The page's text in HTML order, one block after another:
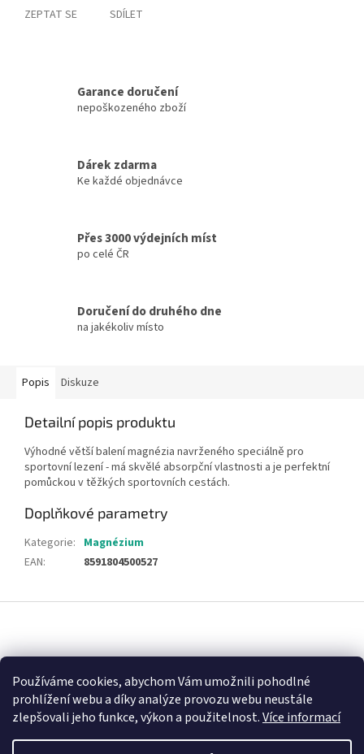
Používáme cookies, abychom Vám umožnili pohodlné
prohlížení webu a díky analýze provozu webu neustále
zlepšovali jeho funkce, výkon a použitelnost.Více informací
ZEPTAT SE SDÍLET
Garance doručení
nepoškozeného zboží
Dárek zdarma
Ke každé objednávce
Přes 3000 výdejních míst
po celé ČR
Doručení do druhého dne
na jakékoliv místo
Popis Diskuze
Detailní popis produktu
Výhodné větší balení magnézia navrženého speciálně pro
sportovní lezení - má skvělé absorpční vlastnosti a je perfektní
pomůckou v těžkých sportovních cestách.
Doplňkové parametry
Kategorie: Magnézium
EAN: 8591804500527
a
0KS /0 KČ